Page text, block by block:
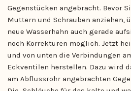
Gegenstücken angebracht. Bevor
Muttern und Schrauben anziehen,
neue Wasserhahn auch gerade
noch Korrekturen möglich. Jetzt
und von unten die Verbindungen
Eckventilen herstellen. Dazu wird
am Abflussrohr angebrachten